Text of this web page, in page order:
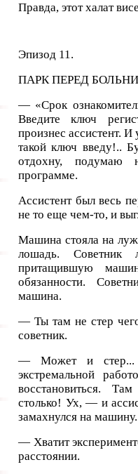
Правда, этот халат
Эпизод 11.
ПАРК ПЕРЕД
— «Срок
Введите ключ
произнес ассистент.
такой ключ введу!..
отдохну, подумаю
программе.
Ассистент был весь
не то еще чем-то, и
Машина стояла на
лошадь. Советник
притащившую
обязанности.
машина.
— Ты там не стер
советник.
— Может и стер...
экстремальной
восстановиться.
столько! Ух, — и
замахнулся на машину.
— Хватит
расстоянии.